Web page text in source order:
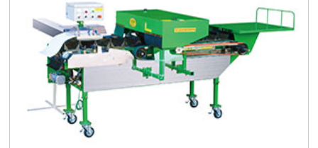
お問合せ